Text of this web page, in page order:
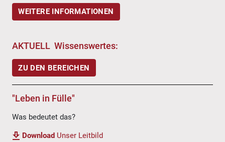
WEITERE INFORMATIONEN
AKTUELL Wissenswertes:
ZU DEN BEREICHEN
"Leben in Fülle"
Was bedeutet das?
Download Unser Leitbild